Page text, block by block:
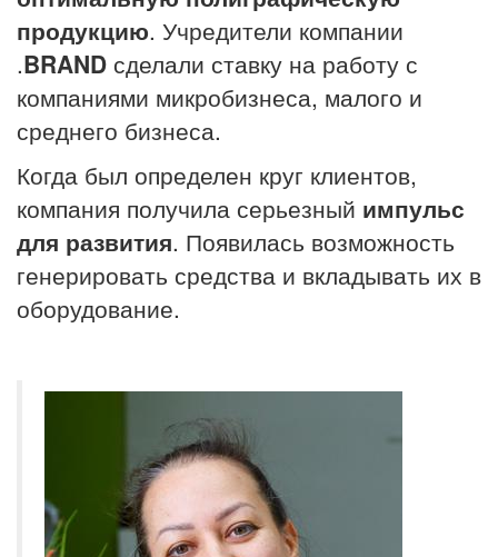
продукцию. Учредители компании
.BRAND сделали ставку на работу с
компаниями микробизнеса, малого и
среднего бизнеса.
Когда был определен круг клиентов,
компания получила серьезный импульс
для развития. Появилась возможность
генерировать средства и вкладывать их в
оборудование.